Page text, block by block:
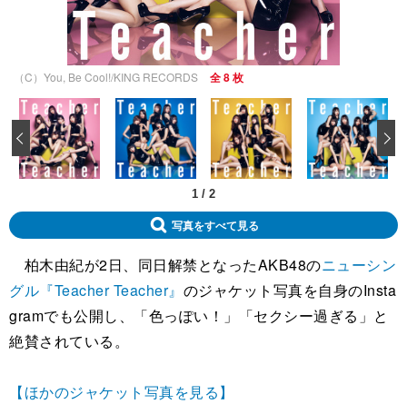
（C）You, Be Cool!/KING RECORDS 全 8 枚
1 / 2
‹
写真をすべて見る
柏木由紀が2日、同日解禁となったAKB48のニューシン
グル『Teacher Teacher』 のジャケット写真を自身のInsta
gramでも公開し、「色っぽい！」「セクシー過ぎる」と
絶賛されている。
【ほかのジャケット写真を見る】